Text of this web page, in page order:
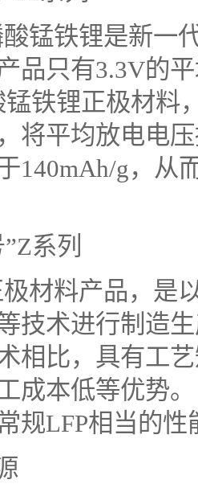
酸锰铁锂是新一
品只有3.3V的
锰铁锂正极材料
将平均放电电
140mAh/g，从
系列
极材料产品，是
技术进行制造
相比，具有工
成本低等优势
规LFP相当的性